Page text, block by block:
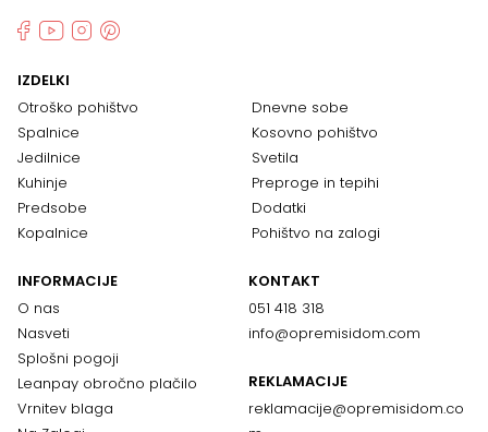
IZDELKI
Otroško pohištvo
Spalnice
Jedilnice
Kuhinje
Predsobe
Kopalnice
Dnevne sobe
Kosovno pohištvo
Svetila
Preproge in tepihi
Dodatki
Pohištvo na zalogi
INFORMACIJE
O nas
Nasveti
Splošni pogoji
Leanpay obročno plačilo
Vrnitev blaga
KONTAKT
051 418 318
info@opremisidom.com
REKLAMACIJE
reklamacije@opremisidom.co